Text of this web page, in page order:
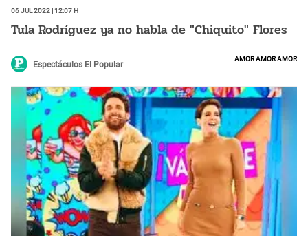
06 Jul 2022 | 12:07 h
Tula Rodríguez ya no habla de "Chiquito" Flores
Espectáculos El Popular
amor amor amor